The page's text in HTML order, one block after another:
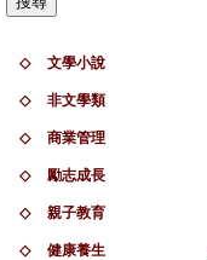
◇ 文學小說
◇ 非文學類
◇ 商業管理
◇ 勵志成長
◇ 親子教育
◇ 健康養生